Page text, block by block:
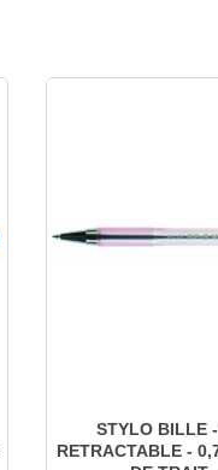
STYLO BILLE
RETRACTABLE -